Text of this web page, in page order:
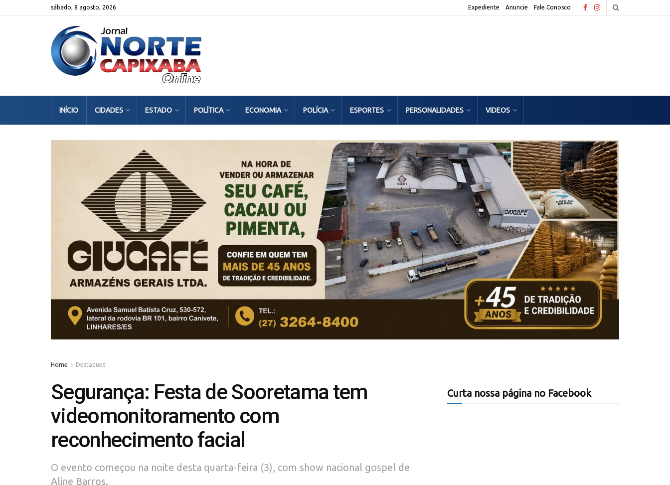
sábado, 8 agosto, 2026 Expediente Anuncie Fale Conosco
INÍCIO CIDADES ESTADO POLÍTICA ECONOMIA POLÍCIA ESPORTES PERSONALIDADES VIDEOS
Home Destaques
Segurança: Festa de Sooretama tem
videomonitoramento com
reconhecimento facial
O evento começou na noite desta quarta-feira (3), com show nacional gospel de
Aline Barros.
Curta nossa página no Facebook